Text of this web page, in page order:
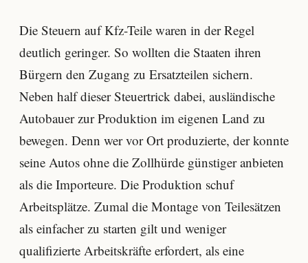
Die Steuern auf Kfz-Teile waren in der Regel
deutlich geringer. So wollten die Staaten ihren
Bürgern den Zugang zu Ersatzteilen sichern.
Neben half dieser Steuertrick dabei, ausländische
Autobauer zur Produktion im eigenen Land zu
bewegen. Denn wer vor Ort produzierte, der konnte
seine Autos ohne die Zollhürde günstiger anbieten
als die Importeure. Die Produktion schuf
Arbeitsplätze. Zumal die Montage von Teilesätzen
als einfacher zu starten gilt und weniger
qualifizierte Arbeitskräfte erfordert, als eine